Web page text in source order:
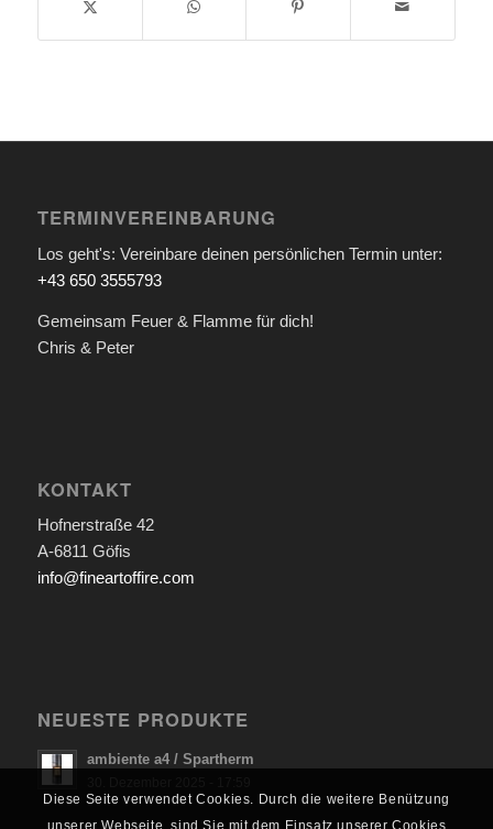
TERMINVEREINBARUNG
Los geht's: Vereinbare deinen persönlichen Termin unter:
+43 650 3555793
Gemeinsam Feuer & Flamme für dich!
Chris & Peter
KONTAKT
Hofnerstraße 42
A-6811 Göfis
info@fineartoffire.com
NEUESTE PRODUKTE
ambiente a4 / Spartherm
Diese Seite verwendet Cookies. Durch die weitere Benützung